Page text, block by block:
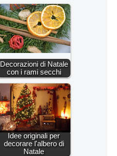
Decorazioni di Natale
con i rami secchi
Idee originali per
decorare l'albero di
Natale